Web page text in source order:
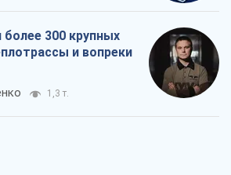
более 300 крупных
и вопреки
1,3 т.